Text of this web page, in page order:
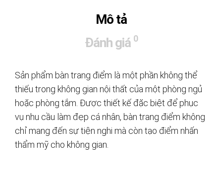
Mô tả
Đánh giá 0
Sản phẩm bàn trang điểm là một phần không thể
thiếu trong không gian nội thất của một phòng ngủ
hoặc phòng tắm. Được thiết kế đặc biệt để phục
vụ nhu cầu làm đẹp cá nhân, bàn trang điểm không
chỉ mang đến sự tiện nghi mà còn tạo điểm nhấn
thẩm mỹ cho không gian.